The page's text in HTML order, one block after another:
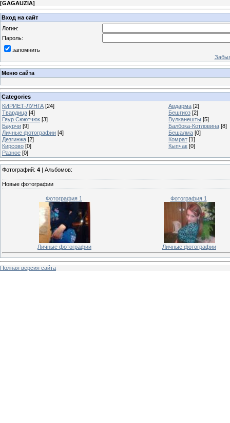
[GAGAUZIA]
Вход на сайт
Логин:
Пароль:
запомнить
Меню сайта
Categories
КИРИЕТ-ЛУНГА [24] Авдарма [2]
Твардица [4] Бешгиоз [2]
Гяур Сюютчюк [3] Вулканешты [5]
Баурчи [9] Балбока-Котловина [8]
Личные фотографии [4] Бешалма [0]
Дезгинжа [2] Комрат [1]
Кирсово [0] Кыпчак [0]
Разное [0]
Фотографий: 4 | Альбомов:
Новые фотографии
Фотография 1
Личные фотографии
Фотография 1
Личные фотографии
Полная версия сайта